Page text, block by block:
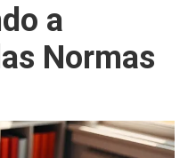
a
Normas